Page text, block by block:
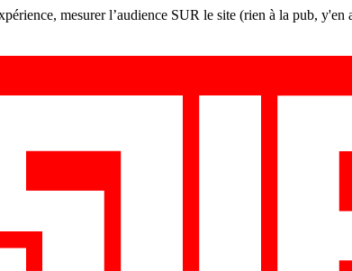
mesurer l’audience SUR le site (rien à la pub, y'en